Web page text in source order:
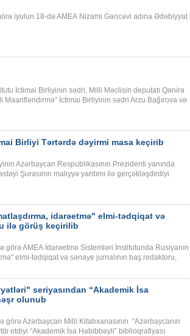
iyulun 18-də AMEA Nizami Gəncəvi adına Ədəbiyyat
İctimai Birliyinin sədri, Milli Məclisin deputatı Qənirə
İctimai Birliyinin sədri Arzu Bağırova və
Birliyi Tərtərdə dəyirmi masa keçirib
Azərbaycan Respublikasının Prezidenti yanında
Şurasının maliyyə yardımı ilə gerçəkləşdirdiyi
idarəetmə" elmi-tədqiqat və
ilə görüş keçirilib
görə AMEA İdarəetmə Sistemləri İnstitutunda Rusiyanın
elmi-tədqiqat və sənaye jurnalının baş redaktoru,
seriyasından “Akademik İsa
olunub
görə Azərbaycan Milli Kitabxanasının “Azərbaycanın
etdiyi “Akademik İsa Həbibbəyli” biblioqrafiyası